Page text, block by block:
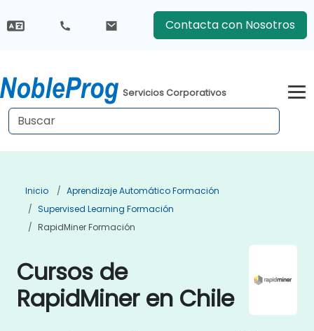
Contacta con Nosotros
Servicios Corporativos
Inicio
Aprendizaje Automático Formación
Supervised Learning Formación
RapidMiner Formación
Cursos de
RapidMiner en Chile